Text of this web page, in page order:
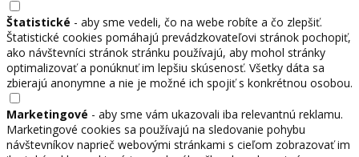
Štatistické - aby sme vedeli, čo na webe robíte a čo zlepšiť.
Štatistické cookies pomáhajú prevádzkovateľovi stránok pochopiť,
ako návštevníci stránok stránku používajú, aby mohol stránky
optimalizovať a ponúknuť im lepšiu skúsenosť. Všetky dáta sa
zbierajú anonymne a nie je možné ich spojiť s konkrétnou osobou.
Marketingové - aby sme vám ukazovali iba relevantnú reklamu.
Marketingové cookies sa používajú na sledovanie pohybu
návštevníkov naprieč webovými stránkami s cieľom zobrazovať im